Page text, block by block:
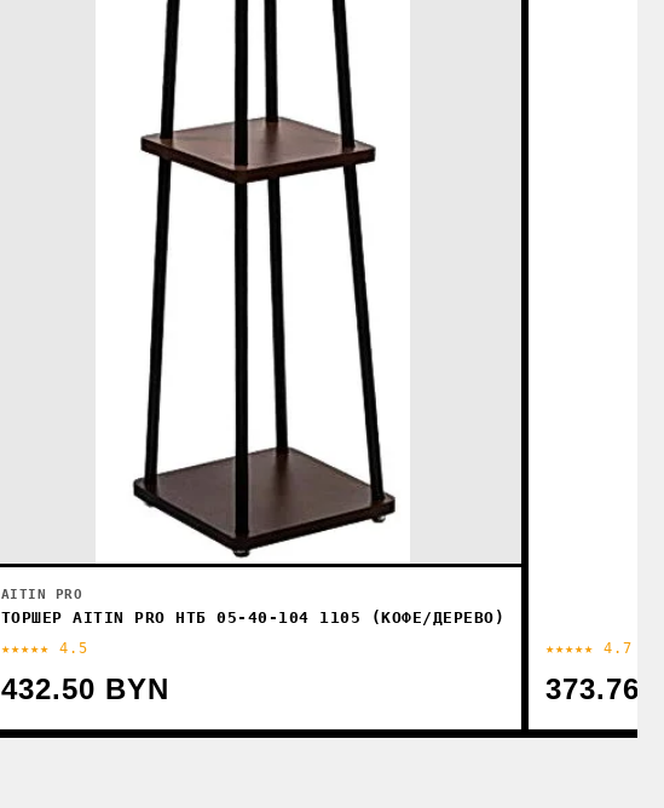
AITIN PRO
ТОРШЕР AITIN PRO НТБ 05-40-104 1105 (КОФЕ/ДЕРЕВО)
★★★★★ 4.5
432.50 BYN
★★★★★ 4.7
373.76